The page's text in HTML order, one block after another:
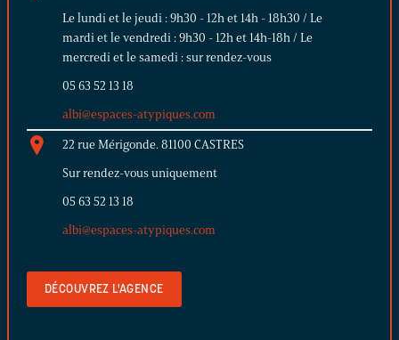
Le lundi et le jeudi : 9h30 - 12h et 14h - 18h30 / Le
mardi et le vendredi : 9h30 - 12h et 14h-18h / Le
mercredi et le samedi : sur rendez-vous
05 63 52 13 18
albi@espaces-atypiques.com
22 rue Mérigonde. 81100 CASTRES
Sur rendez-vous uniquement
05 63 52 13 18
albi@espaces-atypiques.com
DÉCOUVREZ L'AGENCE